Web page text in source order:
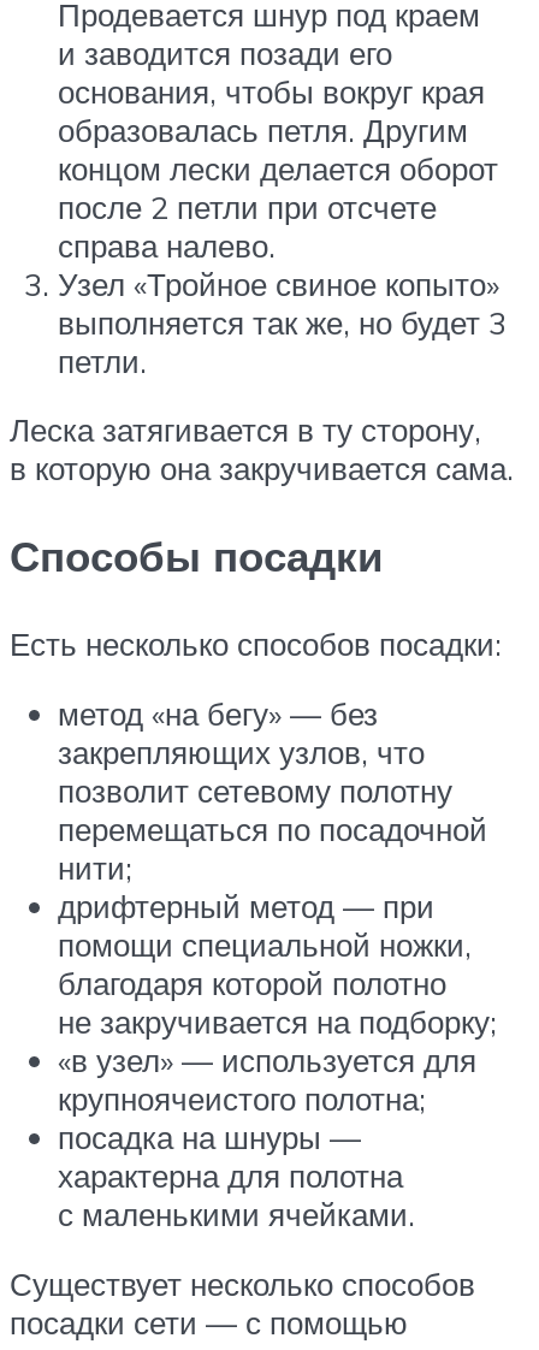
Продевается шнур под краем
и заводится позади его
основания, чтобы вокруг края
образовалась петля. Другим
концом лески делается оборот
после 2 петли при отсчете
справа налево.
Узел «Тройное свиное копыто»
выполняется так же, но будет 3
петли.
Леска затягивается в ту сторону,
в которую она закручивается сама.
Способы посадки
Есть несколько способов посадки:
метод «на бегу» — без
закрепляющих узлов, что
позволит сетевому полотну
перемещаться по посадочной
нити;
дрифтерный метод — при
помощи специальной ножки,
благодаря которой полотно
не закручивается на подборку;
«в узел» — используется для
крупноячеистого полотна;
посадка на шнуры —
характерна для полотна
с маленькими ячейками.
Существует несколько способов
посадки сети — с помощью